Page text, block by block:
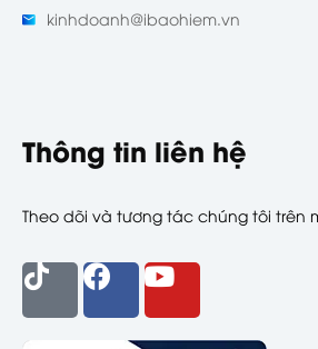
kinhdoanh@ibaohiem.vn
Thông tin liên hệ
Theo dõi và tương tác chúng tôi trên